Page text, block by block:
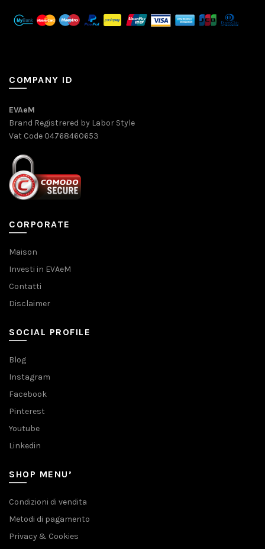
COMPANY ID
EVAeM
Brand Registrered by Labor Style
Vat Code 04768460653
CORPORATE
Maison
Investi in EVAeM
Contatti
Disclaimer
SOCIAL PROFILE
Blog
Instagram
Facebook
Pinterest
Youtube
Linkedin
SHOP MENU’
Condizioni di vendita
Metodi di pagamento
Privacy & Cookies